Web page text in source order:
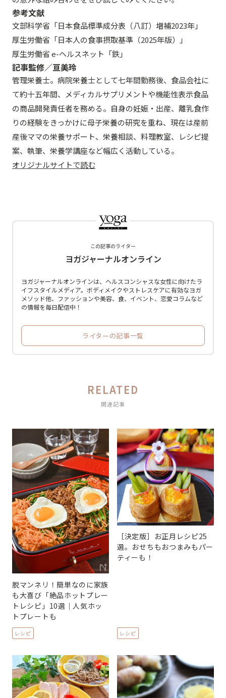
参考文献
文部科学省「日本食品標準成分表（八訂）増補2023年」
厚生労働省「日本人の食事摂取基準（2025年版）」
厚生労働省 e-ヘルスネット「鉄」
記事監修／亘美玲
管理栄養士。病院栄養士として七年間勤務後、食品会社に
て約十五年間、メディカルサプリメントや機能性表示食品
の商品開発責任者を務める。自身の妊娠・出産、離乳食作
りの経験をきっかけに母子栄養の研究を重ね、現在は産前
産後ママの栄養サポート、栄養相談、料理教室、レシピ提
案、執筆、栄養学講座など幅広く活動している。
オリジナルサイトで読む
この記事のライター
ヨガジャーナルオンライン
ヨガジャーナルオンラインは、ヘルスコンシャスな女性に向けたラ
イフスタイルメディア。ボディメイクやストレスケアに有効なヨガ
メソッド他、ファッションや美容、食、イベント、恋愛コラムなど
の情報を毎日配信中！
ライターの記事一覧
RELATED
関連記事
脱マンネリ！簡単なのに家族
も大喜び「絶品ホットプレー
トレシピ」10選｜人気ホッ
トプレートも
レシピ
［決定版］お正月レシピ25
選。おせちもおつまみもパー
ティーも！
レシピ